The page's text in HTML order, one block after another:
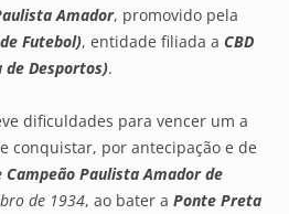
Amador, promovido pela
Futebol), entidade filiada a CBD
de Desportos).
dificuldades para vencer um a
conquistar, por antecipação e de
Paulista Amador de
de 1934, ao bater a Ponte Preta